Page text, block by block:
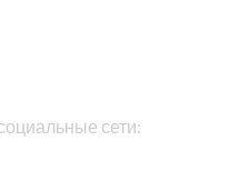
сети: